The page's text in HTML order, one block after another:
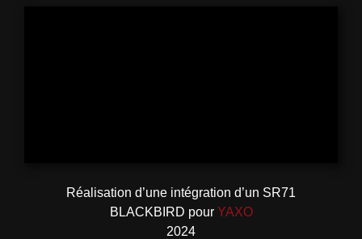
Réalisation d’une intégration d’un SR71
BLACKBIRD pour YAXO
2024